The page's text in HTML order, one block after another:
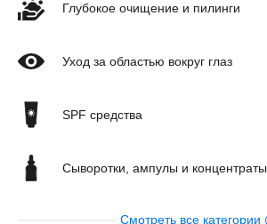
Глубокое очищение и пилинги
Уход за областью вокруг глаз
SPF средства
Сыворотки, ампулы и концентраты
Уход за кожей телаСмотреть все категории